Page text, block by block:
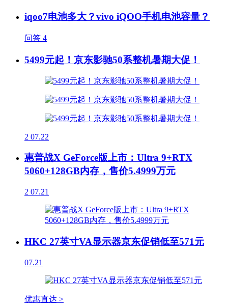
iqoo7电池多大？vivo iQOO手机电池容量？
问答 4
5499元起！京东影驰50系整机暑期大促！
2 07.22
惠普战X GeForce版上市：Ultra 9+RTX
5060+128GB内存，售价5.4999万元
2 07.21
HKC 27英寸VA显示器京东促销低至571元
07.21
优惠直达 >